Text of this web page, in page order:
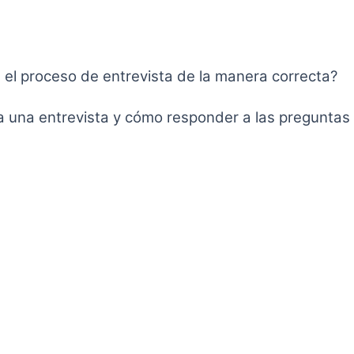
proceso de entrevista de la manera correcta?
entrevista y cómo responder a las